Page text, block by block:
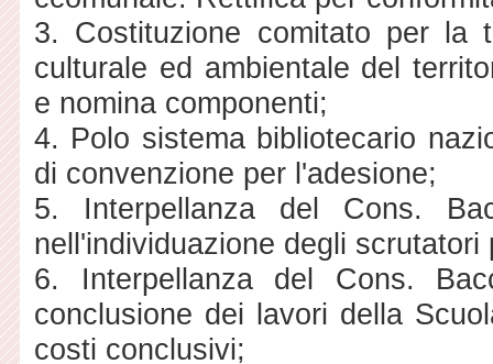
3. Costituzione comitato per la
culturale ed ambientale del
e nomina componenti;
4. Polo sistema bibliotecario
di convenzione per l'adesione;
5. Interpellanza del Cons.
nell'individuazione degli
6. Interpellanza del Cons.
conclusione dei lavori della
costi conclusivi;